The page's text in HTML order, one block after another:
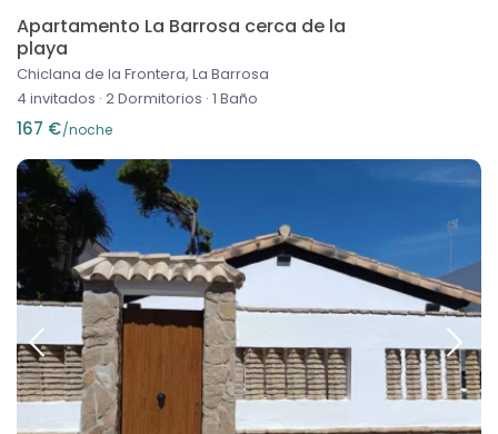
Apartamento La Barrosa cerca de la
playa
Chiclana de la Frontera, La Barrosa
4 invitados · 2 Dormitorios · 1 Baño
167 €/noche